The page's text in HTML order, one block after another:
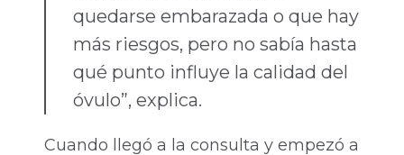
quedarse embarazada o que hay
más riesgos, pero no sabía hasta
qué punto influye la calidad del
óvulo”, explica.
Cuando llegó a la consulta y empezó a